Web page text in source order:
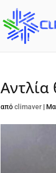
Αντλία
απόclimaver |